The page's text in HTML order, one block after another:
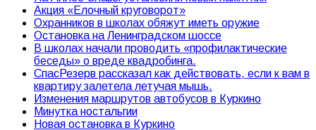
Акция «Елочный круговорот»
Охранников в школах обяжут иметь оружие
Остановка на Ленинградском шоссе
В школах начали проводить «профилактические
беседы» о вреде квадробинга.
СпасРезерв рассказал как действовать, если к вам в
квартиру залетела летучая мышь.
Изменения маршрутов автобусов в Куркино
Минутка ностальгии
Новая остановка в Куркино